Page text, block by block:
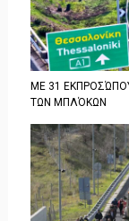
ΜΕ 31
ΤΩΝ ΜΠΛΌΚΩΝ